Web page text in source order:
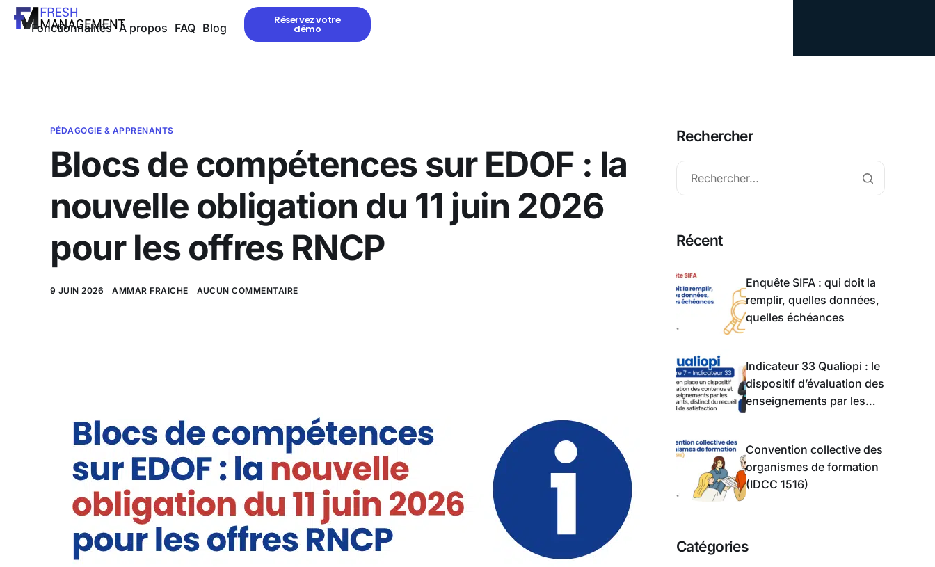
Fonctionnalités À propos FAQ Blog
Réservez votre
démo
PÉDAGOGIE & APPRENANTS
Blocs de compétences sur EDOF : la
nouvelle obligation du 11 juin 2026
pour les offres RNCP
9 JUIN 2026 AMMAR FRAICHE AUCUN COMMENTAIRE
Rechercher
Récent
Enquête SIFA : qui doit la
remplir, quelles données,
quelles échéances
Indicateur 33 Qualiopi : le
dispositif d’évaluation des
enseignements par les
Convention collective des
organismes de formation
(IDCC 1516)
Catégories